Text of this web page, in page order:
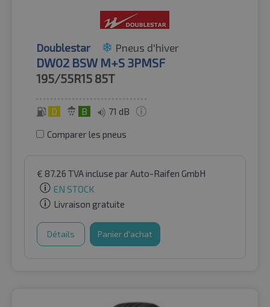
Doublestar Pneus d'hiver
DW02 BSW M+S 3PMSF
195/55R15 85T
D B 71 dB
Comparer les pneus
€ 87.26 TVA incluse par Auto-Raifen GmbH
EN STOCK
Livraison gratuite
Détails Panier d'achat